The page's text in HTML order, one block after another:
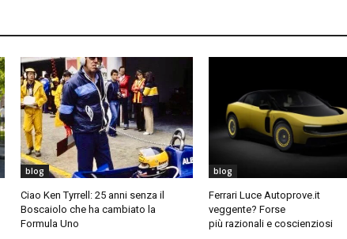
blog
Ciao Ken Tyrrell: 25 anni senza il
Boscaiolo che ha cambiato la
Formula Uno
blog
Ferrari Luce Autoprove.it
veggente? Forse
più razionali e coscienziosi